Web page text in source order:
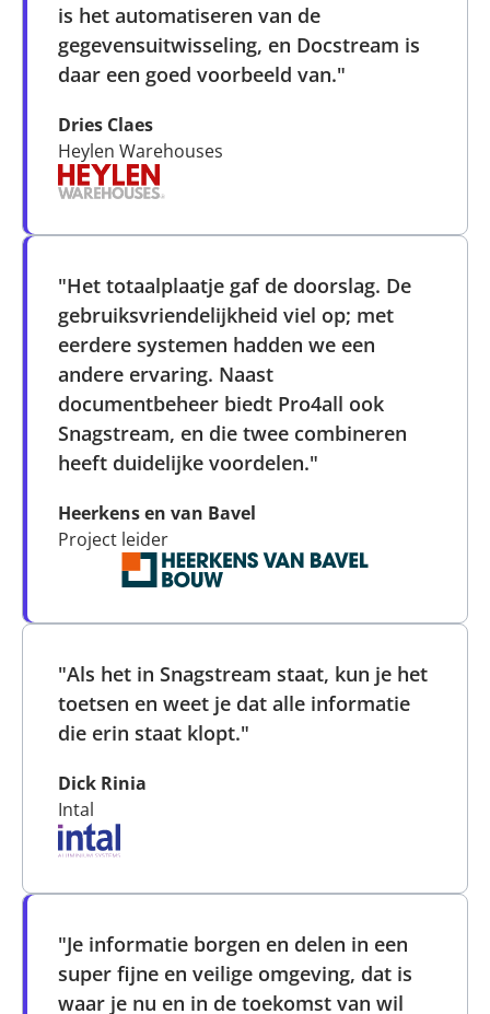
is het automatiseren van de
gegevensuitwisseling, en Docstream is
daar een goed voorbeeld van."
Dries Claes
Heylen Warehouses
"Het totaalplaatje gaf de doorslag. De
gebruiksvriendelijkheid viel op; met
eerdere systemen hadden we een
andere ervaring. Naast
documentbeheer biedt Pro4all ook
Snagstream, en die twee combineren
heeft duidelijke voordelen."
Heerkens en van Bavel
Project leider
"Als het in Snagstream staat, kun je het
toetsen en weet je dat alle informatie
die erin staat klopt."
Dick Rinia
Intal
"Je informatie borgen en delen in een
super fijne en veilige omgeving, dat is
waar je nu en in de toekomst van wil